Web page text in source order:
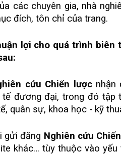
các chuyên gia, nhà
đích, tôn chỉ của trang.
lợi cho quá trình biên
cứu Chiến lượcnhận
tế đương đại, trong đó tập
quân sự, khoa học - kỹ
gửi đăng Nghiên cứu
khác… tùy thuộc vào